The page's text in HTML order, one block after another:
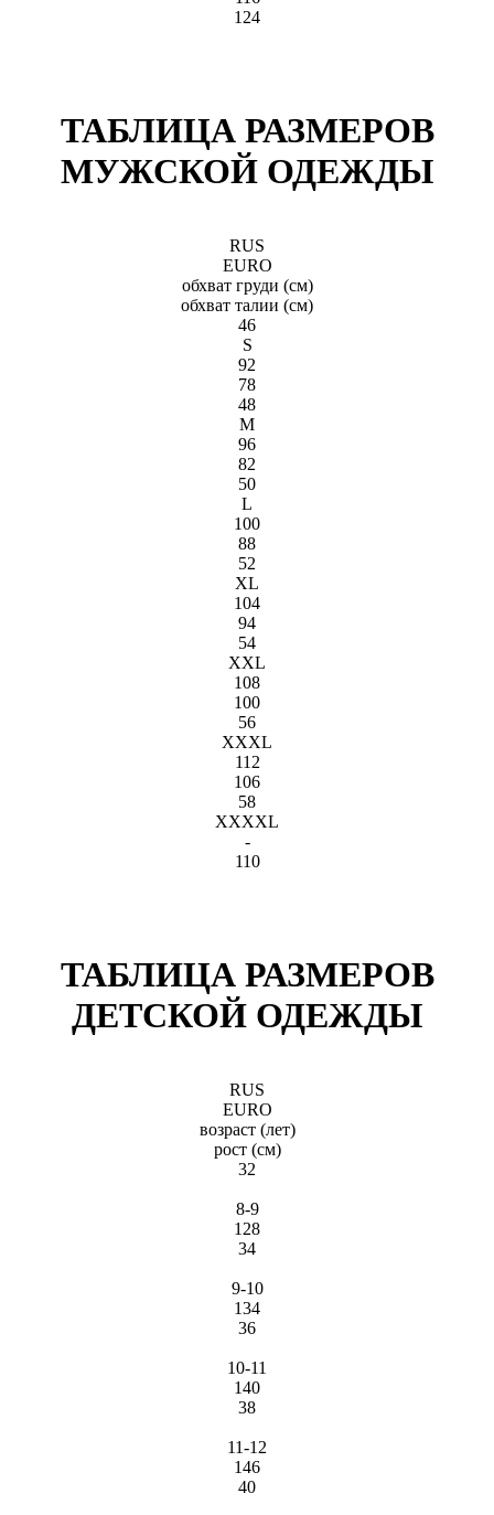
124
ТАБЛИЦА РАЗМЕРОВ
МУЖСКОЙ ОДЕЖДЫ
RUS
EURO
обхват груди (см)
обхват талии (см)
46
S
92
78
48
M
96
82
50
L
100
88
52
XL
104
94
54
XXL
108
100
56
XXXL
112
106
58
XXXXL
-
110
ТАБЛИЦА РАЗМЕРОВ
ДЕТСКОЙ ОДЕЖДЫ
RUS
EURO
возраст (лет)
рост (см)
32
8-9
128
34
9-10
134
36
10-11
140
38
11-12
146
40